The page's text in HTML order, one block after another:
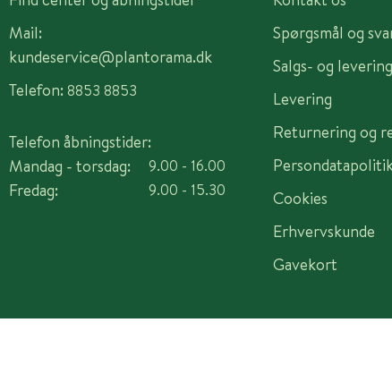
Mail:
kundeservice@plantorama.dk
Telefon: 8853 8853
Telefon åbningstider:
Mandag - torsdag:
Fredag:
9.00 - 16.00
9.00 - 15.30
Spørgsmål og
Salgs- og
Levering
Returnering og
Cookies
Erhvervskunde
Gavekort